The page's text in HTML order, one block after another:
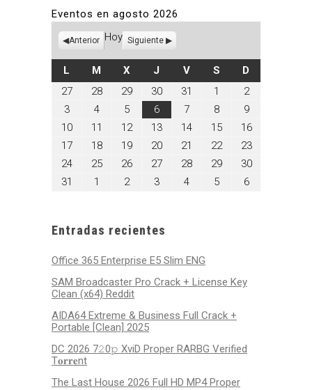
Eventos en agosto 2026
Anterior Hoy Siguiente
L LUNES
M MARTES
XMIÉRCOLES
J JUEVES
VVIERNES
SSÁBADO
D
27julio
28julio
29julio
29,
30julio
30,
31 1
agosto
2026
2agosto
2,
2026
3agosto
3,
2026
4agosto
4,
2026
5agosto
5,
2026
6agosto
6,
2026
7agosto
7,
2026
8agosto
8,
2026
9agosto
9,
2026
10agosto
10,
11
agosto
2026
12agosto
2026
13agosto
2026
14agosto
2026
15agosto
2026
16agosto
2026
17agosto
2026
18agosto
18,
2026
19agosto
2026
20agosto
20,
2026
21
agosto
2026
22agosto
2026
23agosto
23,
2026
24agosto
25agosto
26agosto
27agosto
28agosto
29agosto
30agosto
31
agosto
1
septiembre
2septiembre
3septiembre
4septiembre
5septiembre
6septiembre
Entradas recientes
Office 365 Enterprise E5 Slim ENG
SAM Broadcaster Pro Crack + License Key
Clean (x64) Reddit
AIDA64 Extreme & Business Full Crack +
Portable [Clean] 2025
DC 2026 7𝟸0𝚙 XviD Proper RARBG Verified
T𝐨𝐫𝐫𝐞nt
The Last House 2026 Full HD MP4 Proper